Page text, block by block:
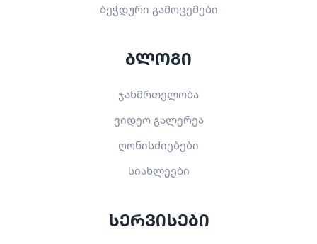
ბეჭდური გამოცემები
ბლოგი
ჯანმრთელობა
ვიდეო გალერეა
ღონისძიებები
სიახლეები
სერვისები